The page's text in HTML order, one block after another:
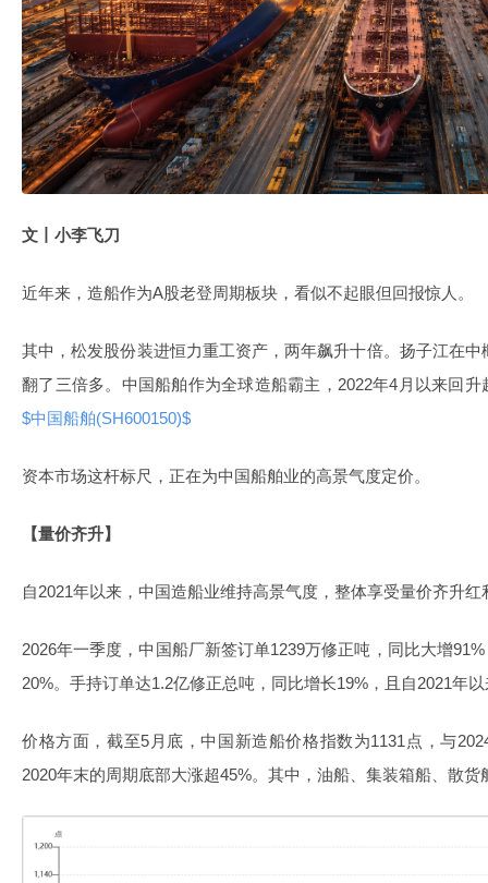
文丨小李飞刀
近年来，造船作为A股老登周期板块，看似不起眼但回报惊人。
其中，松发股份装进恒力重工资产，两年飙升十倍。扬子江在
翻了三倍多。中国船舶作为全球造船霸主，2022年4月以来回升
$中国船舶(SH600150)$
资本市场这杆标尺，正在为中国船舶业的高景气度定价。
【量价齐升】
自2021年以来，中国造船业维持高景气度，整体享受量价齐升红
2026年一季度，中国船厂新签订单1239万修正吨，同比大增
20%。手持订单达1.2亿修正总吨，同比增长19%，且自2021年
价格方面，截至5月底，中国新造船价格指数为1131点，与
2020年末的周期底部大涨超45%。其中，油船、集装箱船、散货